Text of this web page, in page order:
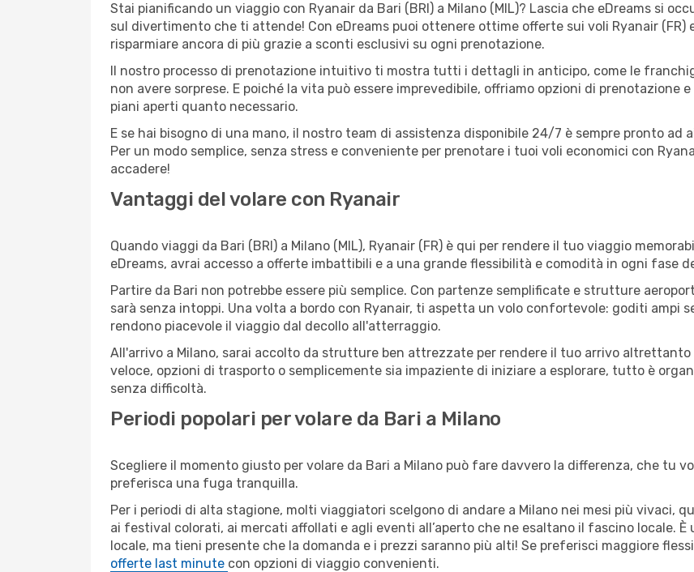
Stai pianificando un viaggio con Ryanair da Bari (BRI) a Milano (MIL)? Lascia che eDreams si
sul divertimento che ti attende! Con eDreams puoi ottenere ottime offerte sui voli Ryanair (FR)
risparmiare ancora di più grazie a sconti esclusivi su ogni prenotazione.
Il nostro processo di prenotazione intuitivo ti mostra tutti i dettagli in anticipo, come le
non avere sorprese. E poiché la vita può essere imprevedibile, offriamo opzioni di prenotazione
piani aperti quanto necessario.
E se hai bisogno di una mano, il nostro team di assistenza disponibile 24/7 è sempre pronto
Per un modo semplice, senza stress e conveniente per prenotare i tuoi voli economici con
accadere!
Vantaggi del volare con Ryanair
Quando viaggi da Bari (BRI) a Milano (MIL), Ryanair (FR) è qui per rendere il tuo viaggio
eDreams, avrai accesso a offerte imbattibili e a una grande flessibilità e comodità in ogni fase
Partire da Bari non potrebbe essere più semplice. Con partenze semplificate e strutture
sarà senza intoppi. Una volta a bordo con Ryanair, ti aspetta un volo confortevole: goditi ampi
rendono piacevole il viaggio dal decollo all'atterraggio.
All'arrivo a Milano, sarai accolto da strutture ben attrezzate per rendere il tuo arrivo
veloce, opzioni di trasporto o semplicemente sia impaziente di iniziare a esplorare, tutto è
senza difficoltà.
Periodi popolari per volare da Bari a Milano
Scegliere il momento giusto per volare da Bari a Milano può fare davvero la differenza, che tu
preferisca una fuga tranquilla.
Per i periodi di alta stagione, molti viaggiatori scelgono di andare a Milano nei mesi più vivaci,
ai festival colorati, ai mercati affollati e agli eventi all’aperto che ne esaltano il fascino locale.
locale, ma tieni presente che la domanda e i prezzi saranno più alti! Se preferisci maggiore
offerte last minute con opzioni di viaggio convenienti.